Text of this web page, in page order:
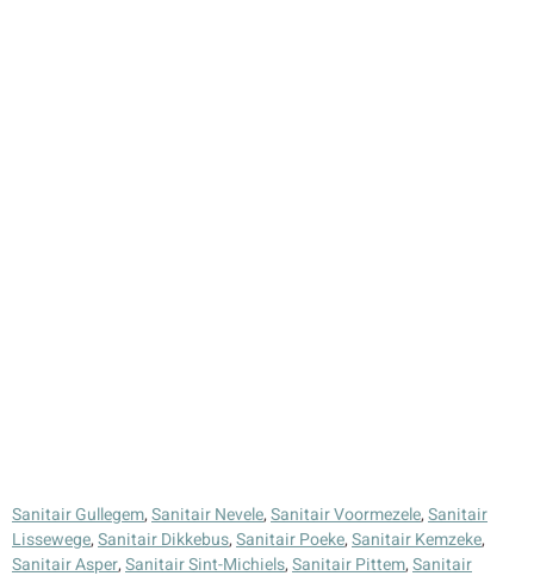
Sanitair Gullegem,Sanitair Nevele,Sanitair Voormezele,Sanitair
Lissewege,Sanitair Dikkebus,Sanitair Poeke,Sanitair Kemzeke,
Sanitair Asper,Sanitair Sint-Michiels,Sanitair Pittem,Sanitair